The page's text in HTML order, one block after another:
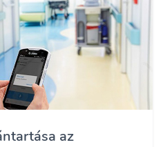
az